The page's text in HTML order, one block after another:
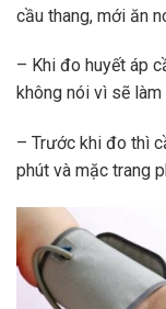
cầu thang, mới ăn
– Khi đo huyết áp
không nói vì sẽ
– Trước khi đo thì
phút và mặc trang